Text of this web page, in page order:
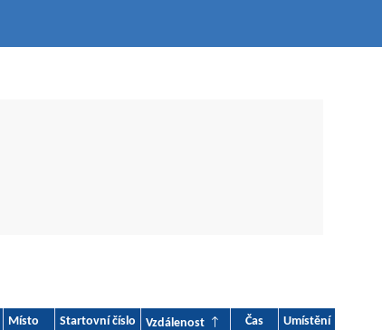
Místo Startovní číslo Vzdálenost Čas Umístění